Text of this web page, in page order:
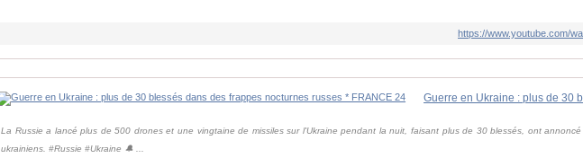
https://www.youtube.com/
La Russie a lancé plus de 500 drones et une vingtaine de missiles sur l'Ukraine pendant la nuit, faisant plus de 30 blessés, ont
ukrainiens. #Russie #Ukraine 🔔 ...